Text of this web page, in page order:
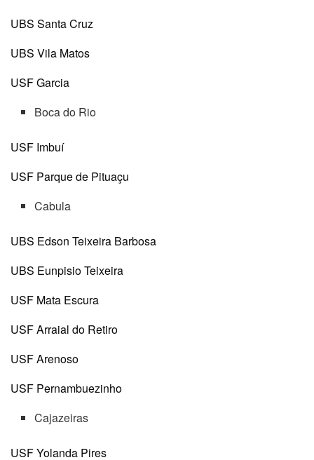
UBS Santa Cruz
UBS Vila Matos
USF Garcia
Boca do Rio
USF Imbuí
USF Parque de Pituaçu
Cabula
UBS Edson Teixeira Barbosa
UBS Eunpisio Teixeira
USF Mata Escura
USF Arraial do Retiro
USF Arenoso
USF Pernambuezinho
Cajazeiras
USF Yolanda Pires